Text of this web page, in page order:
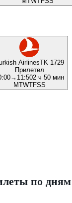
AirlinesTK 1729
Прилетел
→ 11:502 ч 50 мин
MTWTFSS
по